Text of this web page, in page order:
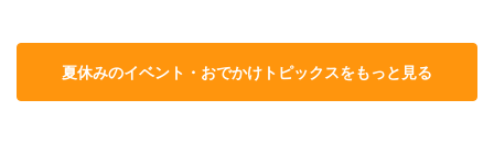
夏休みのイベント・おでかけトピックスをもっと見る